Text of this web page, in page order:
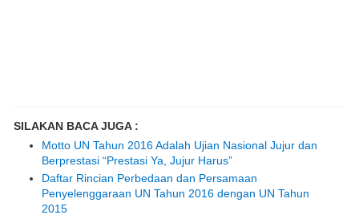
SILAKAN BACA JUGA :
Motto UN Tahun 2016 Adalah Ujian Nasional Jujur dan
Berprestasi “Prestasi Ya, Jujur Harus”
Daftar Rincian Perbedaan dan Persamaan
Penyelenggaraan UN Tahun 2016 dengan UN Tahun
2015